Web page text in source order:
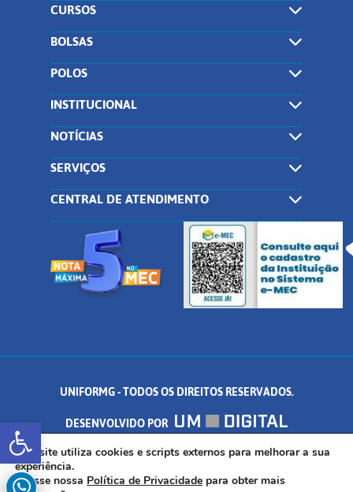
Abrir a barra de ferramentas
CURSOS
BOLSAS
POLOS
INSTITUCIONAL
NOTÍCIAS
SERVIÇOS
CENTRAL DE ATENDIMENTO
UNIFORMG - TODOS OS DIREITOS RESERVADOS.
DESENVOLVIDO POR
AV. DR. ARNALDO DE SENNA, 328 - PALMEIRAS, FORMIGA/MG - CEP:
35.574.530
Este site utiliza cookies e scripts externos para melhorar a sua
experiência.
Acesse nossa Política de Privacidade para obter mais